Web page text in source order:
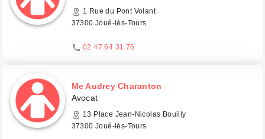
1 Rue du Pont Volant
37300 Joué-lès-Tours
02 47 64 31 76
Me Audrey Charanton
Avocat
13 Place Jean-Nicolas Bouilly
37300 Joué-lès-Tours